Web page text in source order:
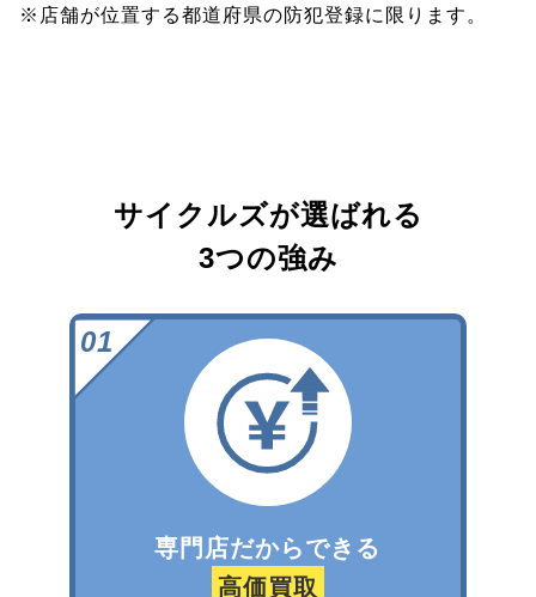
※店舗が位置する都道府県の防犯登録に限ります。
サイクルズが選ばれる
3つの強み
専門店だからできる
高価買取